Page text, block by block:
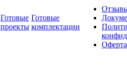
Готовые
проекты
Готовые
комплектации
Оферта